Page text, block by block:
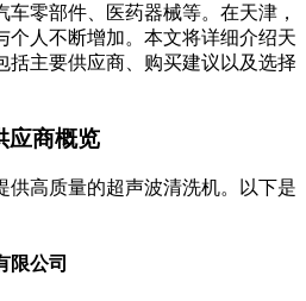
零部件、医药器械等。在天津，
个人不断增加。本文将详细介绍天
括主要供应商、购买建议以及选择
应商概览
供高质量的超声波清洗机。以下是
限公司